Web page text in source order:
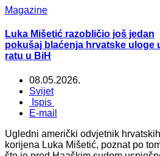
Magazine
Luka Mišetić razobličio još jedan
pokušaj blaćenja hrvatske uloge
ratu u BiH
08.05.2026.
Svijet
Ispis
E-mail
Ugledni američki odvjetnik hrvatskih
korijena Luka Mišetić, poznat po